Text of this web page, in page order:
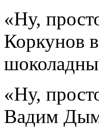
«Ну,
Коркунов
«Ну,
Вадим